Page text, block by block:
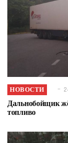
НОВОСТИ
Дальнобойщик
топливо